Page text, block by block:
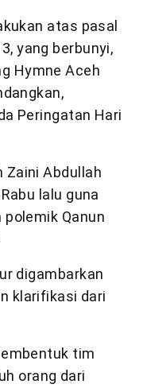
atas pasal
yang berbunyi,
Hymne Aceh
Peringatan Hari
Zaini Abdullah
lalu guna
Qanun
digambarkan
klarifikasi dari
tim
orang dari